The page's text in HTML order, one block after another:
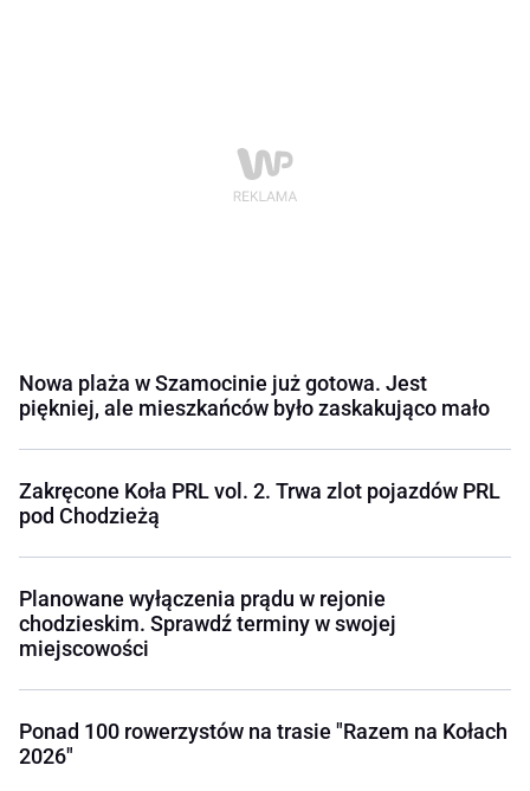
Nowa plaża w Szamocinie już gotowa. Jest
piękniej, ale mieszkańców było zaskakująco mało
Zakręcone Koła PRL vol. 2. Trwa zlot pojazdów PRL
pod Chodzieżą
Planowane wyłączenia prądu w rejonie
chodzieskim. Sprawdź terminy w swojej
miejscowości
Ponad 100 rowerzystów na trasie "Razem na Kołach
2026"